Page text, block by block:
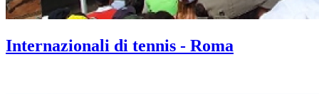
Internazionali di tennis - Roma